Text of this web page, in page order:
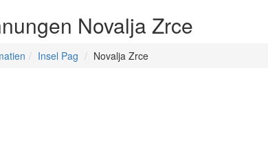
Novalja Zrce
Insel Pag Novalja Zrce